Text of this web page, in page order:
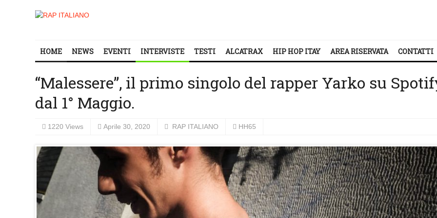
HOME NEWS EVENTI INTERVISTE TESTI ALCATRAX HIP HOP ITAY AREA RISERVATA CONTATTI
“Malessere”, il primo singolo del rapper Yarko su
dal 1° Maggio.
1220 Views Aprile 30, 2020 RAP ITALIANO HH65